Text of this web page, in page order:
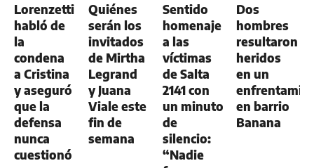
Lorenzetti
habló de
la
condena
a Cristina
y aseguró
que la
defensa
nunca
cuestionó
Quiénes
serán los
invitados
de Mirtha
Legrand
y Juana
Viale este
fin de
semana
Sentido
homenaje
a las
víctimas
de Salta
2141 con
un minuto
de
silencio:
“Nadie
Dos
hombres
resultaron
heridos
en un
en barrio
Banana